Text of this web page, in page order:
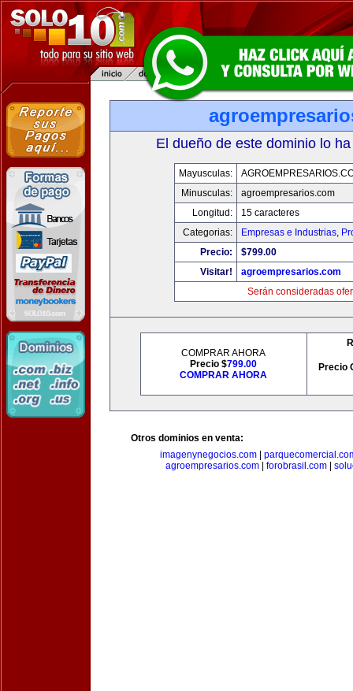
El dueño de este dominio lo
Mayusculas:
Minusculas:
agroempresarios.com
Longitud:
15 caracteres
Categorias:
Empresas e Industrias,
Precio:
$799.00
Visitar!
agroempresarios.com
Serán consideradas
COMPRAR AHORA
Precio $799.00
COMPRAR AHORA
Precio
Otros dominios en venta:
imagenynegocios.com
agroempresarios.com| forobrasil.com|